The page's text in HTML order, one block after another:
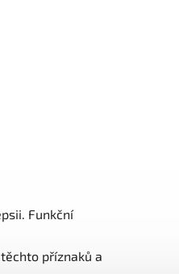
Funkční
příznaků a